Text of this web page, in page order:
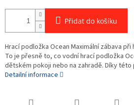
Přidat do košíku
Hrací podložka Ocean Maximální zábava
To je přesně to, co vodní hrací podložka
dětském pokoji nebo na zahradě. Díky
Detailní informace